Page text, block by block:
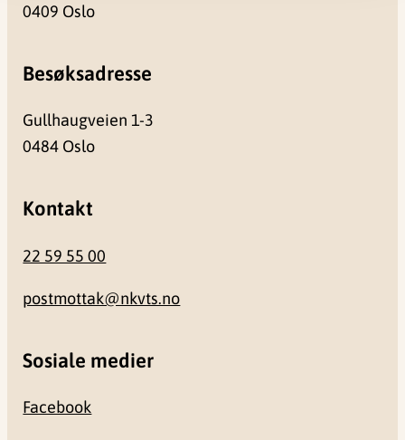
0409 Oslo
Besøksadresse
Gullhaugveien 1-3
0484 Oslo
Kontakt
22 59 55 00
postmottak@nkvts.no
Sosiale medier
Facebook